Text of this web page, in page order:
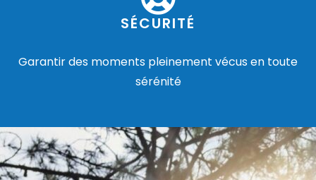
SÉCURITÉ
Garantir des moments pleinement vécus en toute
sérénité